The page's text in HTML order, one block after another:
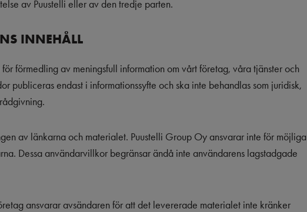
av Puustelli eller av den tredje parten.
INNEHÅLL
förmedling av meningsfull information om vårt företag, våra tjänster och
publiceras endast i informationssyfte och ska inte behandlas som juridisk,
av länkarna och materialet. Puustelli Group Oy ansvarar inte för möjliga
Dessa användarvillkor begränsar ändå inte användarens lagstadgade
ansvarar avsändaren för att det levererade materialet inte kränker